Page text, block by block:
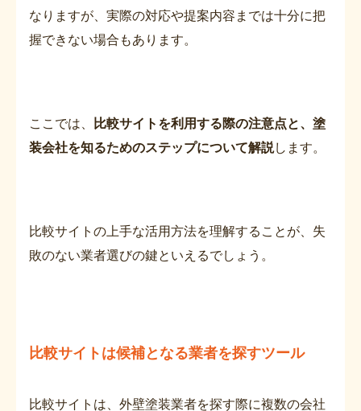
なりますが、実際の対応や提案内容までは十分に把
握できない場合もあります。
ここでは、 比較サイトを利用する際の注意点と、塗
装会社を知るためのステップについて解説します。
比較サイトの上手な活用方法を理解することが、失
敗のない業者選びの鍵といえるでしょう。
比較サイトは候補となる業者を探すツール
比較サイトは、外壁塗装業者を探す際に複数の会社